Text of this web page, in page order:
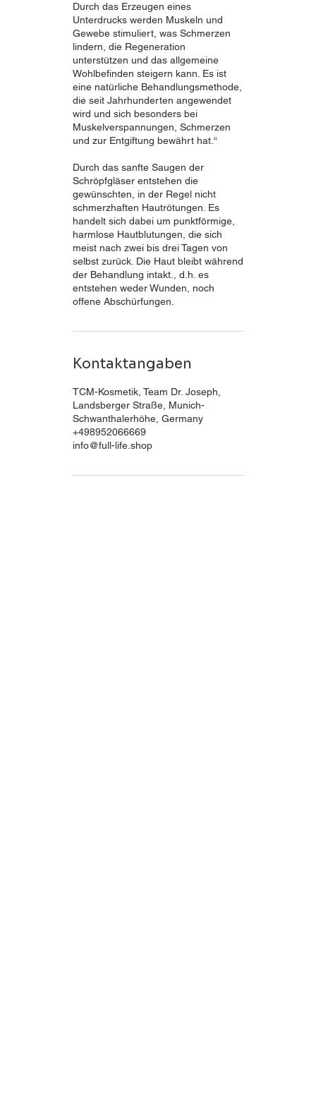
Durch das Erzeugen eines
Unterdrucks werden Muskeln und
Gewebe stimuliert, was Schmerzen
lindern, die Regeneration
unterstützen und das allgemeine
Wohlbefinden steigern kann. Es ist
eine natürliche Behandlungsmethode,
die seit Jahrhunderten angewendet
wird und sich besonders bei
Muskelverspannungen, Schmerzen
und zur Entgiftung bewährt hat.“
Durch das sanfte Saugen der
Schröpfgläser entstehen die
gewünschten, in der Regel nicht
schmerzhaften Hautrötungen. Es
handelt sich dabei um punktförmige,
harmlose Hautblutungen, die sich
meist nach zwei bis drei Tagen von
selbst zurück. Die Haut bleibt während
der Behandlung intakt., d.h. es
entstehen weder Wunden, noch
offene Abschürfungen.
Kontaktangaben
TCM-Kosmetik, Team Dr. Joseph,
Landsberger Straße, Munich-
Schwanthalerhöhe, Germany
+498952066669
info@full-life.shop